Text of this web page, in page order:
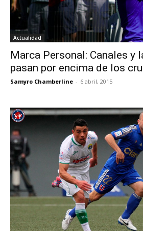
Actualidad
Marca Personal: Canales y
pasan por encima de los
Samyro Chamberline - 6 abril, 2015